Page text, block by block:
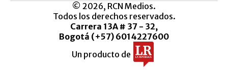
© 2026, RCN Medios.
Todos los derechos reservados.
Carrera 13A # 37 - 32,
Bogotá (+57) 6014227600
Un producto de